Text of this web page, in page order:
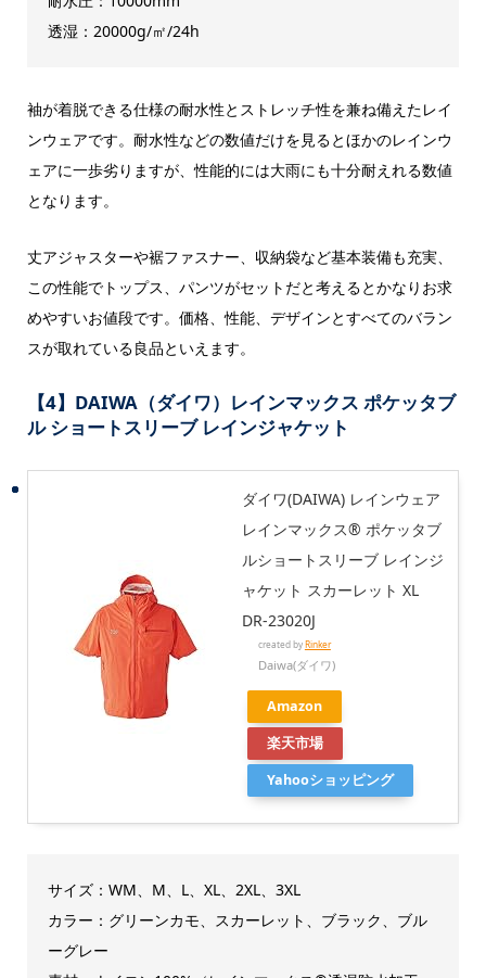
透湿：20000g/㎡/24h
袖が着脱できる仕様の耐水性とストレッチ性を兼ね備えたレイ
ンウェアです。耐水性などの数値だけを見るとほかのレインウ
ェアに一歩劣りますが、性能的には大雨にも十分耐えれる数値
となります。
丈アジャスターや裾ファスナー、収納袋など基本装備も充実、
この性能でトップス、パンツがセットだと考えるとかなりお求
めやすいお値段です。価格、性能、デザインとすべてのバラン
スが取れている良品といえます。
【4】DAIWA（ダイワ）レインマックス ポケッタブ
ル ショートスリーブ レインジャケット
ダイワ(DAIWA) レインウェア
レインマックス® ポケッタブ
ルショートスリーブ レインジ
ャケット スカーレット XL
DR-23020J
created byRinker
Daiwa(ダイワ)
Amazon
楽天市場
Yahooショッピング
サイズ：WM、M、L、XL、2XL、3XL
カラー：グリーンカモ、スカーレット、ブラック、ブル
ーグレー